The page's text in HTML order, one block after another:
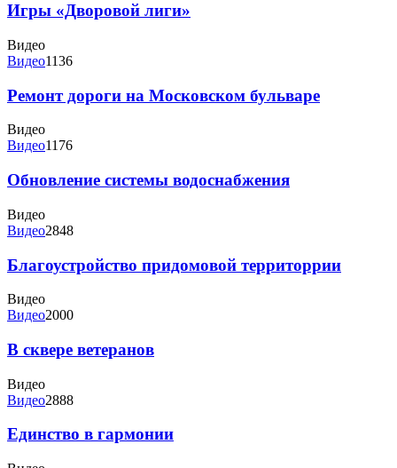
Игры «Дворовой лиги»
Видео
Видео1136
Ремонт дороги на Московском бульваре
Видео
Видео1176
Обновление системы водоснабжения
Видео
Видео2848
Благоустройство придомовой территоррии
Видео
Видео2000
В сквере ветеранов
Видео
Видео2888
Единство в гармонии